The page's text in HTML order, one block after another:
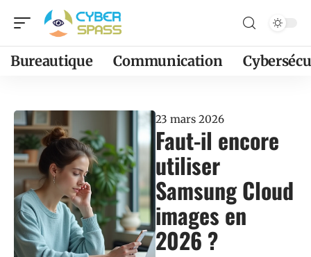
Bureautique Communication
23 mars 2026
Faut-il encore
utiliser
Samsung Cloud
images en
2026 ?